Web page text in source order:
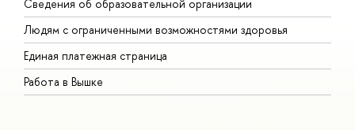
Сведения об образовательной организации
Людям с ограниченными возможностями здоровья
Единая платежная страница
Работа в Вышке